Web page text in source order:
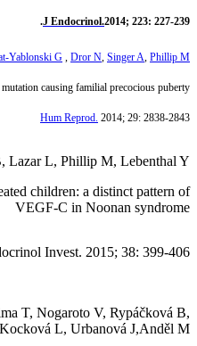
J Endocrinol.2014; 223: 227-239.
Yablonski G Dror N Singer A Phillip M
causing familial precocious puberty
Hum Reprod. 2014; 29: 2838-2843
Lazar L, Phillip M, Lebenthal Y.
children: a distinct pattern of
VEGF-C in Noonan syndrome
Invest. 2015; 38: 399-406.
T, Nogaroto V, Rypáčková B,
Kocková L, Urbanová J,Anděl M.